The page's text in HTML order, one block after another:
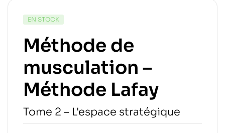
EN STOCK
Méthode de
musculation –
Méthode Lafay
Tome 2 – L'espace stratégique